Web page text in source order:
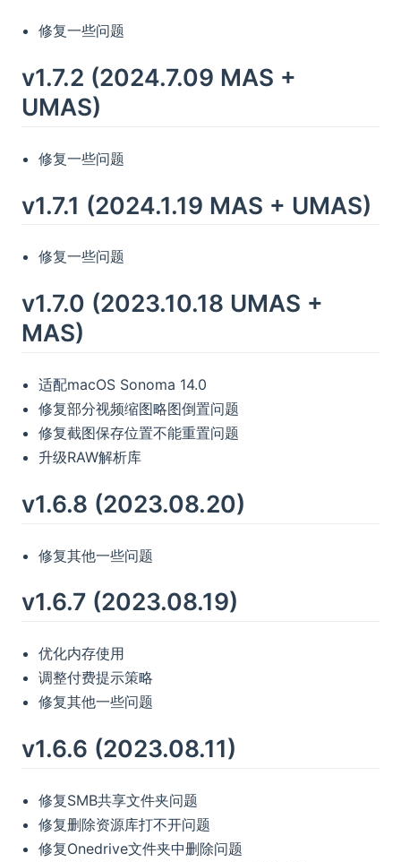
修复一些问题
v1.7.2 (2024.7.09 MAS +
UMAS)
修复一些问题
v1.7.1 (2024.1.19 MAS + UMAS)
修复一些问题
v1.7.0 (2023.10.18 UMAS +
MAS)
适配macOS Sonoma 14.0
修复部分视频缩图略图倒置问题
修复截图保存位置不能重置问题
升级RAW解析库
v1.6.8 (2023.08.20)
修复其他一些问题
v1.6.7 (2023.08.19)
优化内存使用
调整付费提示策略
修复其他一些问题
v1.6.6 (2023.08.11)
修复SMB共享文件夹问题
修复删除资源库打不开问题
修复Onedrive文件夹中删除问题